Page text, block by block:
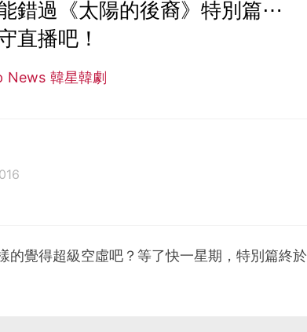
錯過《太陽的後裔》特別篇⋯
直播吧！
News 韓星韓劇
的覺得超級空虛吧？等了快一星期，特別篇終於